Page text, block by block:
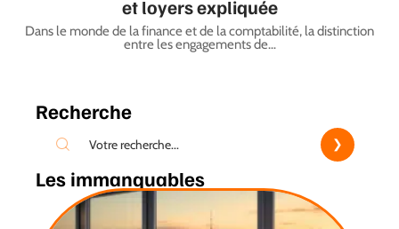
et loyers expliquée
Dans le monde de la finance et de la comptabilité, la distinction
entre les engagements de…
Recherche
Les immanquables